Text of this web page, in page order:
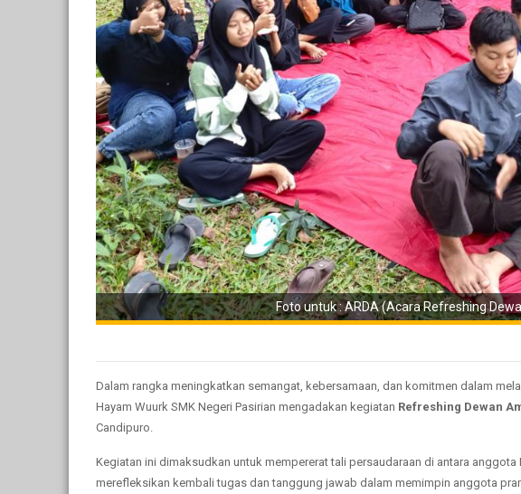
Foto untuk : ARDA (Acara Refreshing
Dalam rangka meningkatkan semangat, kebersamaan, dan komitmen dalam
Hayam Wuurk SMK Negeri Pasirian mengadakan kegiatan Refreshing Dewan
Candipuro.
Kegiatan ini dimaksudkan untuk mempererat tali persaudaraan di antara
merefleksikan kembali tugas dan tanggung jawab dalam memimpin anggota